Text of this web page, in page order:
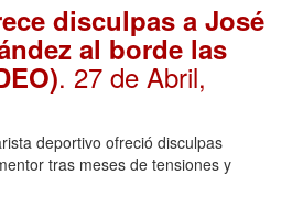
disculpas a José
al borde las
. 27 de Abril,
deportivo ofreció disculpas
tras meses de tensiones y